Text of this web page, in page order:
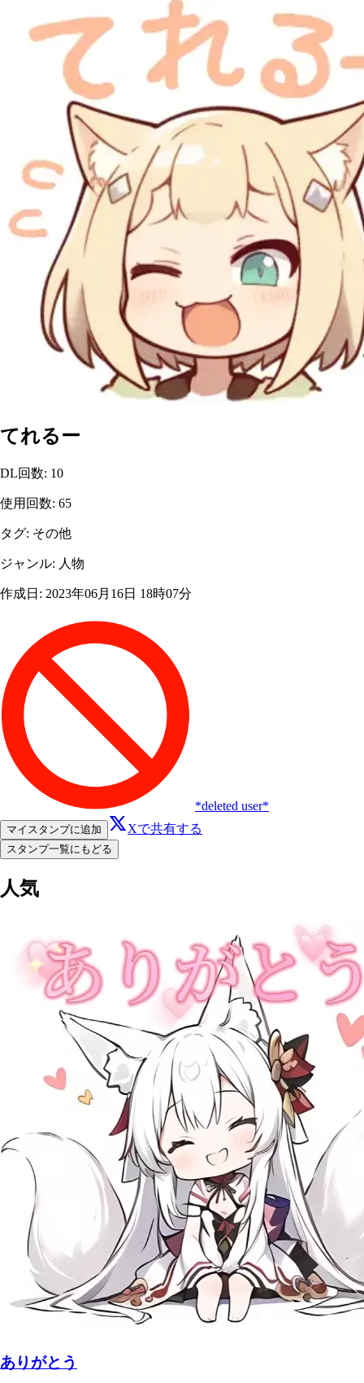
てれるー
DL回数: 10
使用回数: 65
タグ: その他
ジャンル: 人物
作成日 : 2023年06月16日 18時07分
*deleted user*
マイスタンプに追加 Xで共有する
スタンプ一覧にもどる
人気
ありがとう